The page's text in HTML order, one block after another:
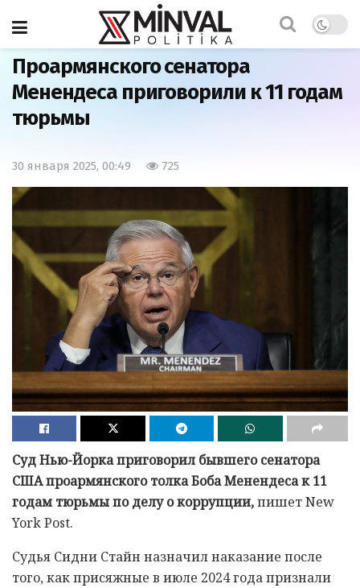
Главная
Проармянского сенатора
Менендеса приговорили к 11 годам
тюрьмы
30 января 2025, 00:49 725
Суд Нью-Йорка приговорил бывшего сенатора
США проармянского толка Боба Менендеса к 11
годам тюрьмы по делу о коррупции,пишет New
York Post.
Судья Сидни Стайн назначил наказание после
того, как присяжные в июле 2024 года признали